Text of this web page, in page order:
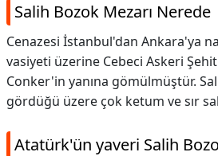
Salih Bozok Mezarı Nerede
Cenazesi İstanbul'dan Ankara'ya
vasiyeti üzerine Cebeci Askeri
Conker'in yanına gömülmüştür.
gördüğü üzere çok ketum ve sır
Atatürk'ün yaveri Salih